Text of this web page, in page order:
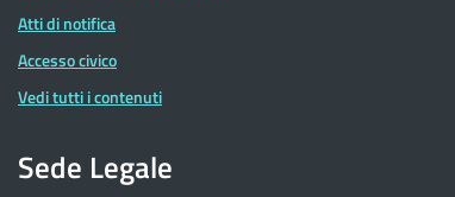
Atti di notifica
Accesso civico
Vedi tutti i contenuti
Sede Legale